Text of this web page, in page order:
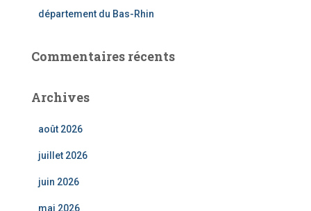
département du Bas-Rhin
Commentaires récents
Archives
août 2026
juillet 2026
juin 2026
mai 2026